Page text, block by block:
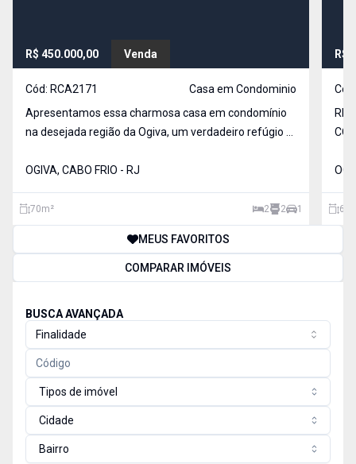
R$ 450.000,00 Venda
Cód: RCA2171
Casa em Condominio
Apresentamos essa charmosa casa em condomínio
na desejada região da Ogiva, um verdadeiro refúgio à
qualidade de vida e momentos únicos. A casa conta
aconcheg
OGIVA, CABO FRIO - RJ
70m² 2 2 1
R$
67
MEUS FAVORITOS
COMPARAR IMÓVEIS
BUSCA AVANÇADA
Finalidade
Tipos de imóvel
Cidade
Bairro